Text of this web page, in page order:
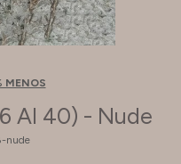
MENOS
Al 40) - Nude
nude